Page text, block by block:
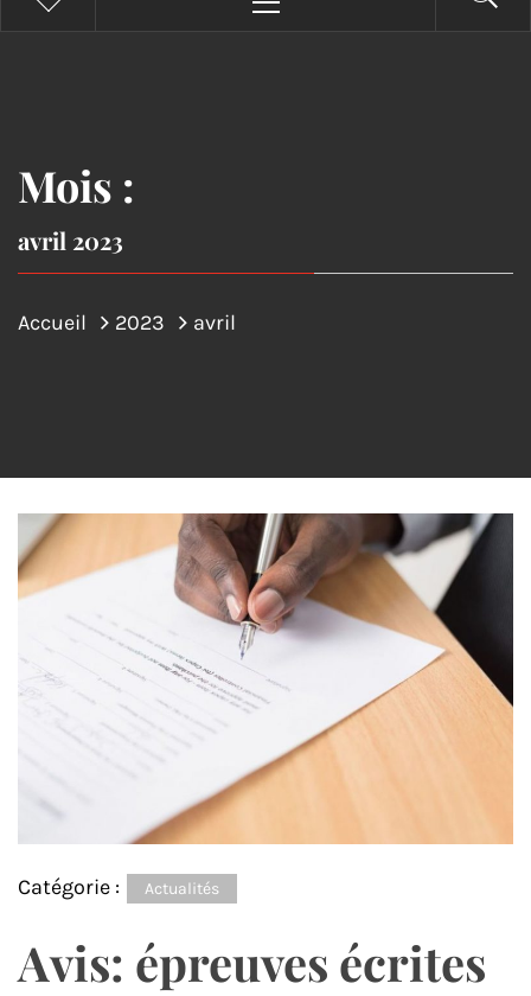
principal
Mois :
avril 2023
Accueil 2023 avril
Catégorie : Actualités
Avis: épreuves écrites